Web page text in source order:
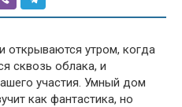
открываются утром, когда
сквозь облака, и
участия. Умный дом
как фантастика, но